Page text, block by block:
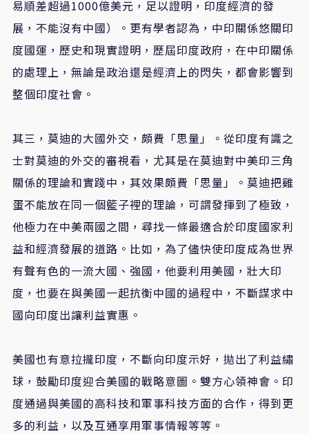
易順差超過1000億美元，足以證明，印度經濟的發
展，不能沒有中國）。更有學者認為，中印關係悠關印
度國運，歷史和現實證明，歷屆印度政府，在中印關係
的處理上，無論是政治還是經濟上的閃失，都會影響到
整個印度社會。
其三，莫迪的大國外交，頗費「思量」。從印度有識之
士對莫迪的外交的審視看，尤其是在莫迪對中美印三角
關係的理論和實踐中，其效果頗費「思量」。莫迪把雞
蛋不能放在同一個籃子裡的理論，可謂發揮到了極致，
他極力在中美兩國之間，尋找一條最適合於印度國家利
益和經濟發展的道路。比如，為了儘快使印度成為世界
有聲有色的一流大國、強國，他要利用美國，壯大印
度，也要在與美國一起抗衡中國的過程中，不斷謀求中
國向印度出讓利益實惠。
美國也有意拉攏印度，不斷向印度示好，拋出了利益繡
球，鼓勵印度迎合美國的戰略意圖。雙方心領神會。印
度通過與美國的高科技和軍事科技方面的合作，得到更
多的利益，以及互通享用軍事情報等等。